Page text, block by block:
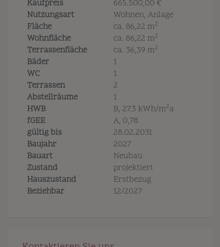
Kaufpreis
665.500,00 €
Nutzungsart
Wohnen Anlage
Fläche
ca. 86,22 m2
Wohnfläche ca. 86,22 m2
Terrassenfläche ca. 36,39 m2
Bäder
1
WC
1
Terrassen
2
Abstellräume
1
HWB
B, 27.3 kWh/m2a
fGEE
A, 0,78
gültig bis
28.02.2031
Baujahr
2027
Bauart
Neubau
Zustand
projektiert
Hauszustand
Erstbezug
Beziehbar
12/2027